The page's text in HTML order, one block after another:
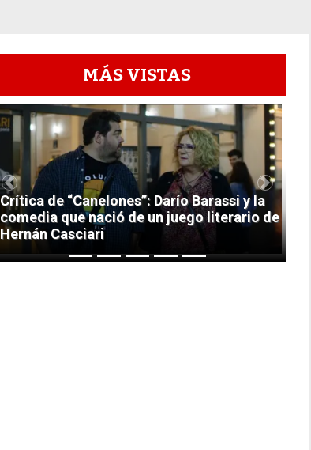
MÁS VISTAS
1
Crítica de “Canelones”: Darío Barassi y la
comedia que nació de un juego literario de
Hernán Casciari
Previous Next